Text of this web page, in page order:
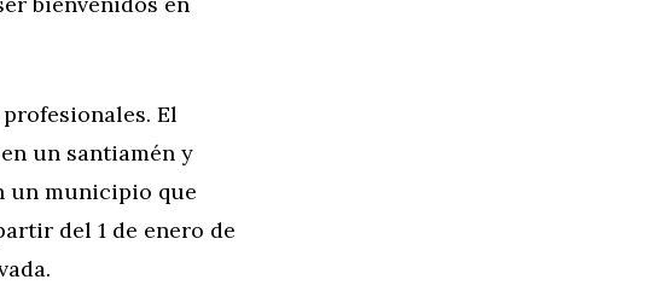
El
un santiamén y
un municipio que
del 1 de enero de